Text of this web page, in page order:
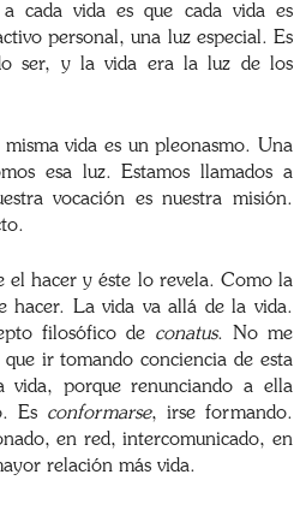
cada vida es que cada vida es
personal, una luz especial. Es
ser, y la vida era la luz de los
vida es un pleonasmo. Una
esa luz. Estamos llamados a
vocación es nuestra misión.
el hacer y éste lo revela. Como la
hacer. La vida va allá de la vida.
filosófico de conatus. No me
ir tomando conciencia de esta
porque renunciando a ella
Es conformarse, irse formando.
en red, intercomunicado, en
relación más vida.